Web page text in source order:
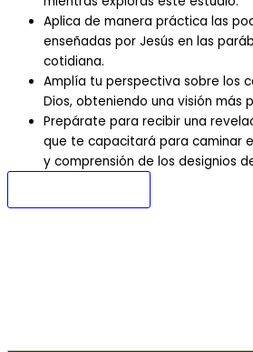
Aplica de manera práctica las
enseñadas por Jesús en las
cotidiana.
Amplía tu perspectiva sobre los
Dios, obteniendo una visión más
Prepárate para recibir una
que te capacitará para caminar
y comprensión de los designios